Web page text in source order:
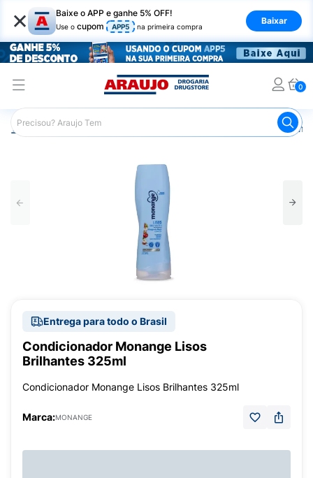
× Baixe o APP e ganhe 5% OFF!
Use o cupom APP5 na primeira compra
Baixar
0
Araujo Cabelo Cabelos Lisos ou com
Entrega para todo o Brasil
Condicionador Monange Lisos
Brilhantes 325ml
Condicionador Monange Lisos Brilhantes 325ml
Marca:MONANGE